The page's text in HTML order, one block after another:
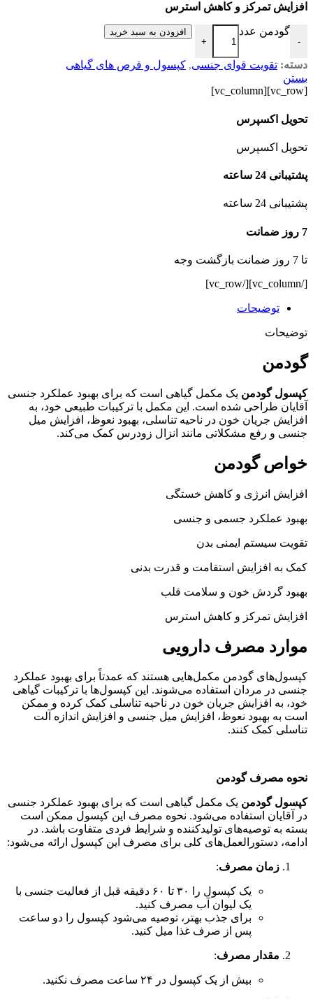
افزایش تمرکز و کاهش استرس
-
گودمن عدد
+
افزودن به سبد خرید
دسته: تقویت قوای جنسی, کپسول و قرص های گیاهی
بستن
[vc_row][vc_column]
تحویل اکسپرس
تحویل اکسپرس
پشتیبانی 24 ساعته
پشتیبانی 24 ساعته
7 روز ضمانت
تا 7 روز ضمانت بازگشت وجه
[/vc_column][/vc_row]
توضیحات
توضیحات
گودمن
کپسول گودمن یک مکمل گیاهی است که برای بهبود عملکرد جنسی
آقایان طراحی شده است. این مکمل با ترکیبات طبیعی خود، به
افزایش جریان خون در ناحیه تناسلی، بهبود نعوظ، افزایش میل
جنسی و رفع مشکلاتی مانند انزال زودرس کمک می‌کند.
خواص گودمن
افزایش انرژی و کاهش خستگی
بهبود عملکرد جسمی و جنسی
تقویت سیستم ایمنی بدن
کمک به افزایش استقامت و قدرت بدنی
بهبود گردش خون و سلامت قلب
افزایش تمرکز و کاهش استرس
موارد مصرف دارویی
کپسول‌های گودمن مکمل‌هایی هستند که عمدتاً برای بهبود عملکرد
جنسی در مردان استفاده می‌شوند. این کپسول‌ها با ترکیبات گیاهی
خود، به افزایش جریان خون در ناحیه تناسلی کمک کرده و ممکن
است به بهبود نعوظ، افزایش میل جنسی و افزایش اندازه آلت
تناسلی کمک کنند.
نحوه مصرف گودمن
کپسول گودمن یک مکمل گیاهی است که برای بهبود عملکرد جنسی
در آقایان استفاده می‌شود. نحوه مصرف این کپسول ممکن است
بسته به توصیه‌های تولیدکننده و شرایط فردی متفاوت باشد. در
ادامه، دستورالعمل‌های کلی برای مصرف این کپسول ارائه می‌شود:
زمان مصرف:
یک کپسول را ۳۰ تا ۶۰ دقیقه قبل از فعالیت جنسی با
یک لیوان آب مصرف کنید.
برای جذب بهتر، توصیه می‌شود کپسول را دو ساعت
پس از صرف غذا میل کنید.
مقدار مصرف:
بیش از یک کپسول در ۲۴ ساعت مصرف نکنید.